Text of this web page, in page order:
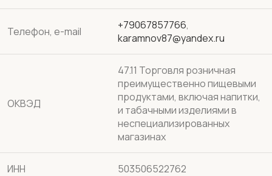
Телефон, e-mail +79067857766,
karamnov87@yandex.ru
ОКВЭД
47.11 Торговля розничная
преимущественно пищевыми
продуктами, включая напитки,
и табачными изделиями в
неспециализированных
магазинах
ИНН 503506522762